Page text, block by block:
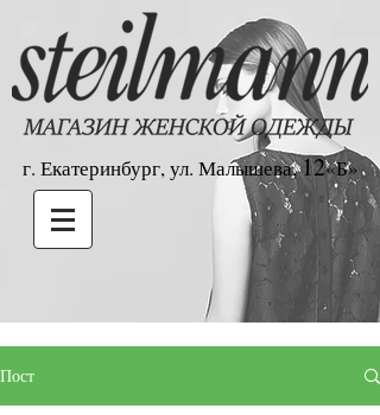
г. Екатеринбург, ул. Малышева,12«Б»
Пост